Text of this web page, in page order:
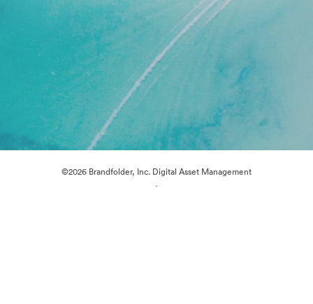
©2026 Brandfolder, Inc. Digital Asset Management
·